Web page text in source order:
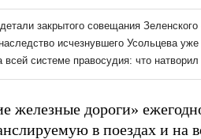
железные дороги»
в поездах и на